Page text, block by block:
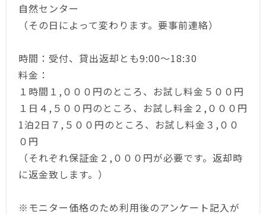
自然センター
（その日によって変わります。要事前連絡）
時間：受付、貸出返却とも9:00～18:30
料金：
１時間１,０００円のところ、お試し料金５００円
１日４,５００円のところ、お試し料金２,０００円
1泊2日７ ,５００ 円のところ、お試し料金 ３,００
０ 円
（それぞれ保証金２,０００円が必要です。返却時
に返金致します。）
※モニター価格のため利用後のアンケート記入が